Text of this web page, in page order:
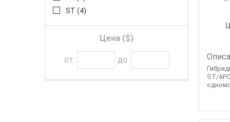
ST (4)
Цена ($)
от: до:
ST/